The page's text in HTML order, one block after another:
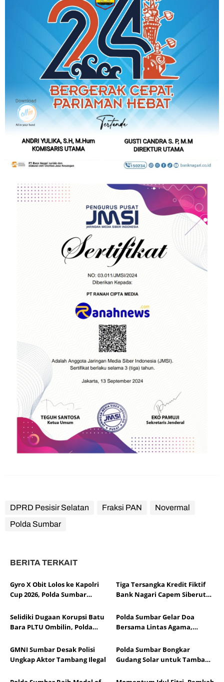
DPRD Pesisir Selatan Fraksi PAN
Novermal
Polda Sumbar
BERITA TERKAIT
Gyro X Obit Lolos ke Kapolri
Cup 2026, Polda Sumbar
Tiga Tersangka Kredit Fiktif
Bank Nagari Capem Siberut
Rp50,3 Miliar
Selidiki Dugaan Korupsi Batu
Bara PLTU Ombilin, Polda
Perusahaan Pemasok
Polda Sumbar Gelar Doa
Bersama Lintas Agama,
Hari Bhayangkara ke-80
GMNI Sumbar Desak Polisi
Ungkap Aktor Tambang Ilegal
Polda Sumbar Bongkar
Gudang Solar untuk Tambang